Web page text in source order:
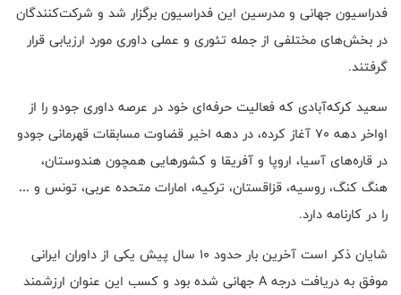
فدراسیون جهانی و مدرسین این فدراسیون برگزار شد و شرکت‌کنندگان
در بخش‌های مختلفی از جمله تئوری و عملی داوری مورد ارزیابی قرار
گرفتند.
سعید کرکه‌آبادی که فعالیت حرفه‌ای خود در عرصه داوری جودو را از
اواخر دهه ۷۰ آغاز کرده، در دهه اخیر قضاوت مسابقات قهرمانی جودو
در قاره‌های آسیا، اروپا و آفریقا و کشورهایی همچون هندوستان،
هنگ کنگ، روسیه، قزاقستان، ترکیه، امارات متحده عربی، تونس و …
را در کارنامه دارد.
شایان ذکر است آخرین بار حدود ۱۰ سال پیش یکی از داوران ایرانی
موفق به دریافت درجه A جهانی شده بود و کسب این عنوان ارزشمند